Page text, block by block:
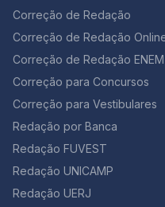
mão côncava. Não sem
Entendo que as
exprimem, estarão
quem sou, não nas que
poema lindo e cheio de
sobre a importância de
não é? Jorge Luis
argentino. Difícil escolher o melhor verso… este é fácil
de decorar: “As vozes
sempre.” 5. “Educação
biodiversidade, Nesse
magnética, na qual
Endometriose no Enem,
endometriose pode ser
como Enem,
anteriormente o que é a
endometriose que já
Questão 01 [UNCISAL 2°
menstrual (TPM) ainda é
femininas, já que ela
ciclos hormonais e à
cólicas, dores no corpo
Correção de Redação
Correção de Redação
Correção de Redação ENEM
Correção para Concursos
Correção para Vestibulares
Redação por Banca
Redação FUVEST
Redação UNICAMP
Redação UERJ